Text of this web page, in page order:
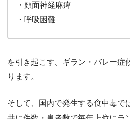
・顔面神経麻痺
・呼吸困難
を引き起こす、ギラン・バレー症
ります。
そして、国内で発生する食中毒で